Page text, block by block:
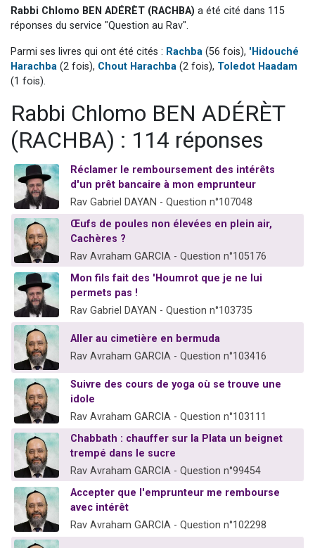
13 personnes viennent de demander une bénédiction
Il reste 49 places pour étudier en groupe sur Zoom
12 nouvelles musiques dans Torah-Box Music
Rabbi Chlomo BEN ADÉRÈT (RACHBA) a été cité dans 115
réponses du service "Question au Rav".
Parmi ses livres qui ont été cités : Rachba (56 fois), 'Hidouché
Harachba (2 fois), Chout Harachba (2 fois), Toledot Haadam
(1 fois).
Rabbi Chlomo BEN ADÉRÈT
(RACHBA) : 114 réponses
Réclamer le remboursement des intérêts
d'un prêt bancaire à mon emprunteur
Rav Gabriel DAYAN - Question n°107048
Œufs de poules non élevées en plein air,
Cachères ?
Rav Avraham GARCIA - Question n°105176
Mon fils fait des 'Houmrot que je ne lui
permets pas !
Rav Gabriel DAYAN - Question n°103735
Aller au cimetière en bermuda
Rav Avraham GARCIA - Question n°103416
Suivre des cours de yoga où se trouve une
idole
Rav Avraham GARCIA - Question n°103111
Chabbath : chauffer sur la Plata un beignet
trempé dans le sucre
Rav Avraham GARCIA - Question n°99454
Accepter que l'emprunteur me rembourse
avec intérêt
Rav Avraham GARCIA - Question n°102298